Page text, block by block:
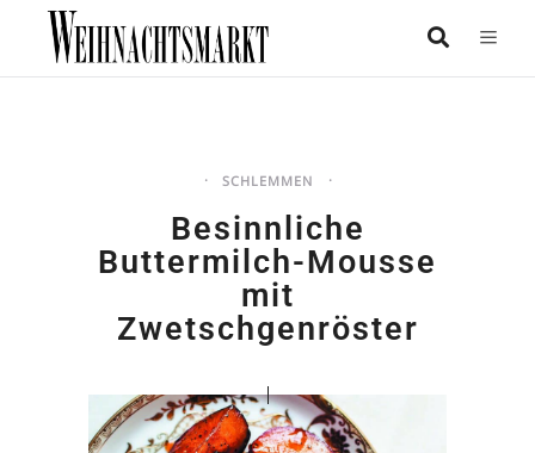
SCHLEMMEN
Besinnliche
Buttermilch-Mousse
mit
Zwetschgenröster